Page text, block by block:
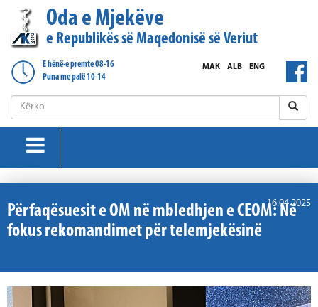
Oda e Mjekëve
e Republikës së Maqedonisë së Veriut
E hënë-e premte 08-16
Puna me palë 10-14
ENG
ALB
МАК
16.04.2025
Përfaqësuesit e OM në mbledhjen e CEOM: Në
fokus rekomandimet për telemjekësinë